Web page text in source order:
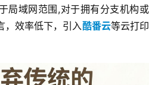
局域网范围,对于拥有分支机构或
，效率低下，引入酷番云等云打印